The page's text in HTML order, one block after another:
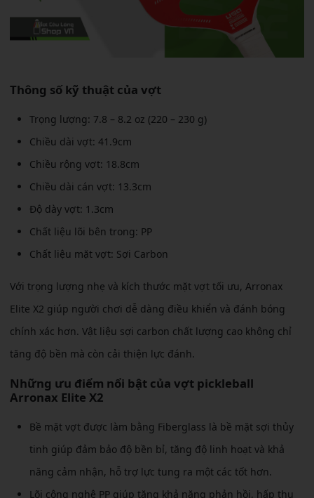
Thông số kỹ thuật của vợt
Trọng lượng: 7.8 – 8.2 oz (220 – 230 g)
Chiều dài vợt: 41.9cm
Chiều rộng vợt: 18.8cm
Chiều dài cán vợt: 13.3cm
Độ dày vợt: 1.3cm
Chất liệu lõi bên trong: PP
Chất liệu mặt vợt: Sợi Carbon
Với trọng lượng nhẹ và kích thước mặt vợt tối ưu, Arronax
Elite X2 giúp người chơi dễ dàng điều khiển và đánh bóng
chính xác hơn. Vật liệu sợi carbon chất lượng cao không chỉ
tăng độ bền mà còn cải thiện lực đánh.
Những ưu điểm nổi bật của vợt pickleball
Arronax Elite X2
Bề mặt vợt được làm bằng Fiberglass là bề mặt sợi thủy
tinh giúp đảm bảo độ bền bỉ, tăng độ linh hoạt và khả
năng cảm nhận, hỗ trợ lực tung ra một các tốt hơn.
Lõi công nghệ PP giúp tăng khả năng phản hồi, hấp thụ